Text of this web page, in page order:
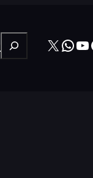
Pesquisar
X